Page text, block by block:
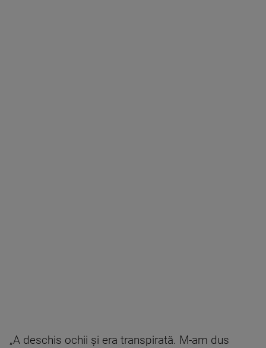
„A deschis ochii și era transpirată. M-am dus